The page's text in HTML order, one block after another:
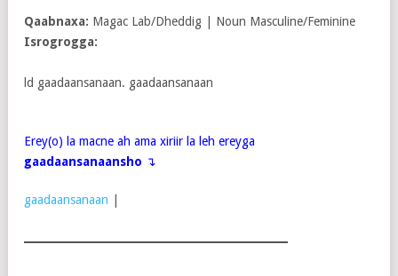
Qaabnaxa: Magac Lab/Dheddig | Noun Masculine/Feminine
Isrogrogga:
ld gaadaansanaan. gaadaansanaan
Erey(o) la macne ah ama xiriir la leh ereyga
gaadaansanaansho ↴
gaadaansanaan